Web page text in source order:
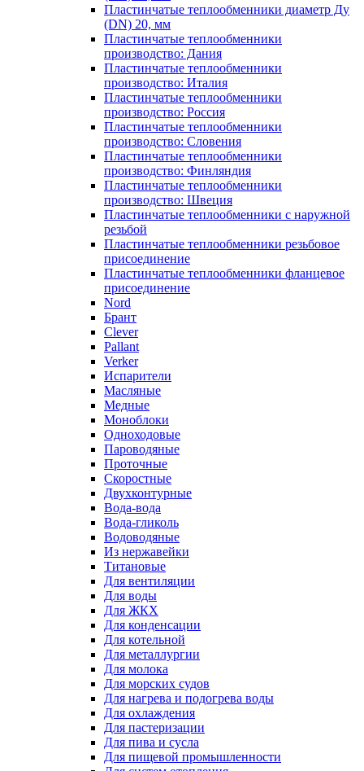
Пластинчатые теплообменники диаметр Ду
(DN) 20, мм
Пластинчатые теплообменники
производство: Дания
Пластинчатые теплообменники
производство: Италия
Пластинчатые теплообменники
производство: Россия
Пластинчатые теплообменники
производство: Словения
Пластинчатые теплообменники
производство: Финляндия
Пластинчатые теплообменники
производство: Швеция
Пластинчатые теплообменники с наружной
резьбой
Пластинчатые теплообменники резьбовое
присоединение
Пластинчатые теплообменники фланцевое
присоединение
Nord
Брант
Clever
Pallant
Verker
Испарители
Масляные
Медные
Моноблоки
Одноходовые
Пароводяные
Проточные
Скоростные
Двухконтурные
Вода-вода
Вода-гликоль
Водоводяные
Из нержавейки
Титановые
Для вентиляции
Для воды
Для ЖКХ
Для конденсации
Для котельной
Для металлургии
Для молока
Для морских судов
Для нагрева и подогрева воды
Для охлаждения
Для пастеризации
Для пива и сусла
Для пищевой промышленности